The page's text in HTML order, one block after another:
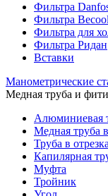
Фильтра
Фильтра Becool
Фильтра для
Фильтра Ридан
Вставки
Манометрические
Медная труба и
Алюминиевая
Медная труба
Труба в
Капилярная
Муфта
Тройник